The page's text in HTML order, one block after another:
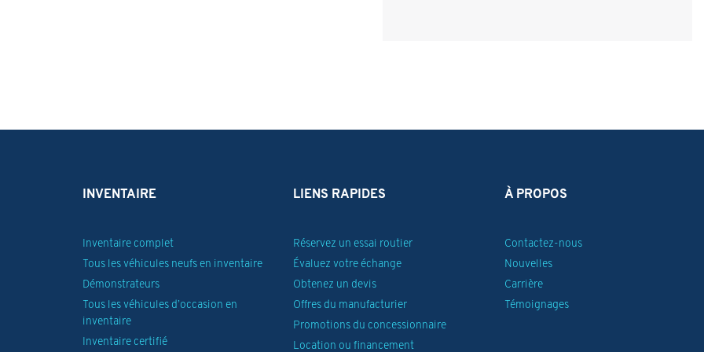
INVENTAIRE
Inventaire complet
Tous les véhicules neufs en inventaire
Démonstrateurs
Tous les véhicules d’occasion en
inventaire
Inventaire certifié
LIENS RAPIDES
Réservez un essai routier
Évaluez votre échange
Obtenez un devis
Offres du manufacturier
Promotions du concessionnaire
Location ou financement
À PROPOS
Contactez-nous
Nouvelles
Carrière
Témoignages